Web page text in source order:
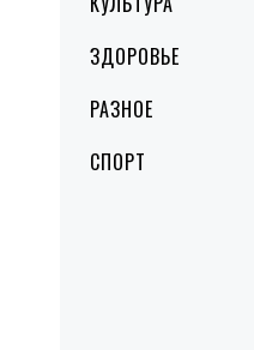
ЗДОРОВЬЕ
РАЗНОЕ
СПОРТ